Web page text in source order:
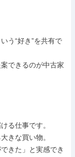
う“好き”を共有で
できるのが中古家
る仕事です。
きな買い物。
きた」と実感でき